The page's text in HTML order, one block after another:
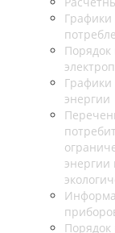
Графики
энергии
энергии
Порядок